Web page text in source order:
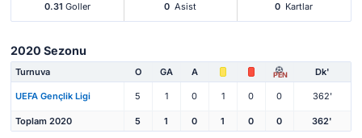
0.31 Goller 0 Asist 0 Kartlar
2020 Sezonu
Turnuva O GA A PEN Dk'
UEFA Gençlik Ligi 5 1 0 1 0 0 362'
Toplam 2020 5 1 0 1 0 0 362'